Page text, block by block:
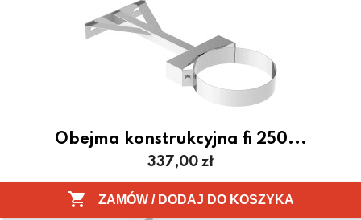
Obejma konstrukcyjna fi 250...
Cena
337,00 zł
 ZAMÓW / DODAJ DO KOSZYKA